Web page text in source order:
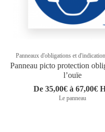
Panneaux d'obligations et
Panneau picto protection
l’ouïe
De 35,00€ à 67,00€
Le panneau